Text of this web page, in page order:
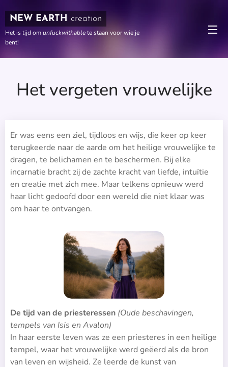
NEW EARTH creation
Het is tijd omunfuckwithablete staan voor wie je
bent!
Het vergeten vrouwelijke
Er was eens een ziel, tijdloos en wijs, die keer op keer
terugkeerde naar de aarde om het heilige vrouwelijke te
dragen, te belichamen en te beschermen. Bij elke
incarnatie bracht zij de zachte kracht van liefde, intuïtie
en creatie met zich mee. Maar telkens opnieuw werd
haar licht gedoofd door een wereld die niet klaar was
om haar te ontvangen.
De tijd van de priesteressen (Oude beschavingen,
tempels van Isis en Avalon)
In haar eerste leven was ze een priesteres in een heilige
tempel, waar het vrouwelijke werd geëerd als de bron
van leven en wijsheid. Ze leerde de kunst van